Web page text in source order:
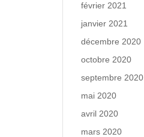
février 2021
janvier 2021
décembre 2020
octobre 2020
septembre 2020
mai 2020
avril 2020
mars 2020